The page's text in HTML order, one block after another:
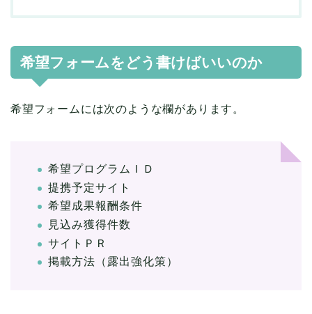
希望フォームをどう書けばいいのか
希望フォームには次のような欄があります。
希望プログラムＩＤ
提携予定サイト
希望成果報酬条件
見込み獲得件数
サイトＰＲ
掲載方法（露出強化策）